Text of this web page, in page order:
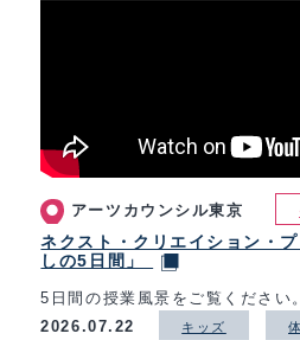
アーツカウンシル東京
ネクスト・クリエイション・
しの5日間」
5日間の授業風景をご覧ください。
2026.07.22
キッズ